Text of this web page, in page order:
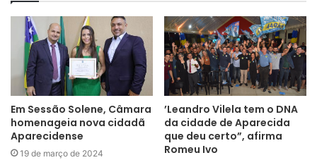
Em Sessão Solene, Câmara
homenageia nova cidadã
Aparecidense
19 de março de 2024
’Leandro Vilela tem o DNA
da cidade de Aparecida
que deu certo”, afirma
Romeu Ivo